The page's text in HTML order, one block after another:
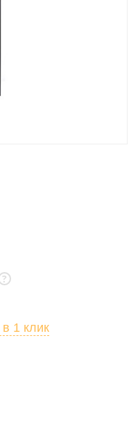
?
в 1 клик